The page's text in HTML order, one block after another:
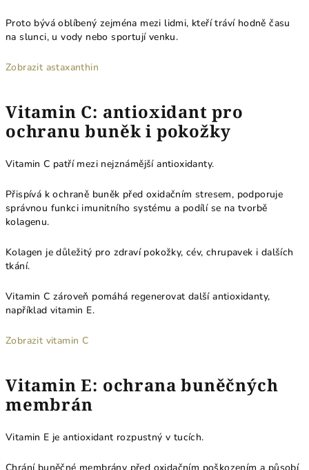
Proto bývá oblíbený zejména mezi lidmi, kteří tráví hodně času
na slunci, u vody nebo sportují venku.
Zobrazit astaxanthin
Vitamin C: antioxidant pro
ochranu buněk i pokožky
Vitamin C patří mezi nejznámější antioxidanty.
Přispívá k ochraně buněk před oxidačním stresem, podporuje
správnou funkci imunitního systému a podílí se na tvorbě
kolagenu.
Kolagen je důležitý pro zdraví pokožky, cév, chrupavek i dalších
tkání.
Vitamin C zároveň pomáhá regenerovat další antioxidanty,
například vitamin E.
Zobrazit vitamin C
Vitamin E: ochrana buněčných
membrán
Vitamin E je antioxidant rozpustný v tucích.